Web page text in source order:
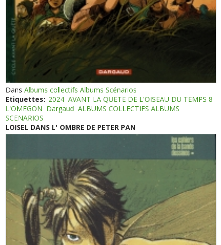
DansAlbums collectifs Albums Scénarios
Etiquettes: 2024 AVANT LA QUETE DE L'OISEAU DU TEMPS 8
L'OMEGON Dargaud ALBUMS COLLECTIFS ALBUMS
SCENARIOS
LOISEL DANS L' OMBRE DE PETER PAN